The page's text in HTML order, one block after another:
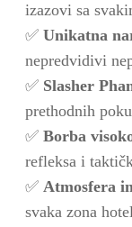
izazovi sa
✅ Unikatna
nepredvidivi
✅ Slasher
prethodnih
✅ Borba
refleksa i
✅ Atmosfera
svaka zona